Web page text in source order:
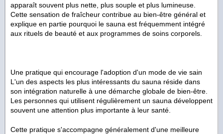
apparaît souvent plus nette, plus souple et plus lumineuse.
Cette sensation de fraîcheur contribue au bien-être général et
explique en partie pourquoi le sauna est fréquemment intégré
aux rituels de beauté et aux programmes de soins corporels.
Une pratique qui encourage l'adoption d'un mode de vie sain
L'un des aspects les plus intéressants du sauna réside dans
son intégration naturelle à une démarche globale de bien-être.
Les personnes qui utilisent régulièrement un sauna développent
souvent une attention plus importante à leur santé.
Cette pratique s'accompagne généralement d'une meilleure